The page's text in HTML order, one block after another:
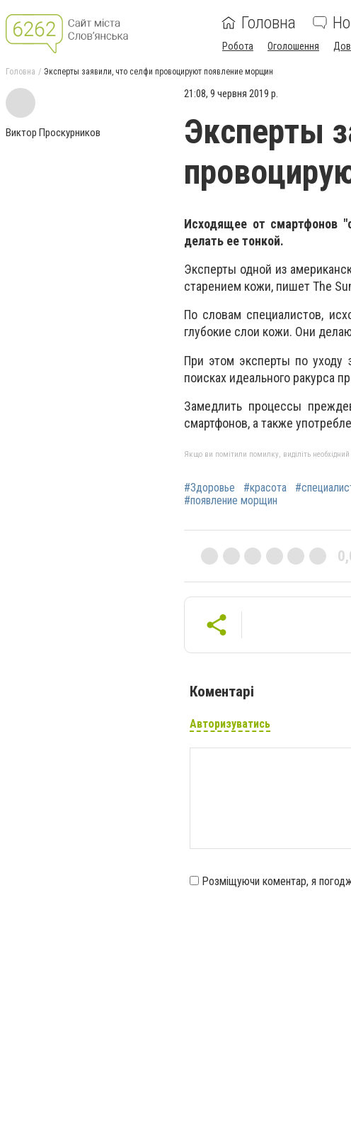
Головна
Робота Оголошення
Головна Эксперты заявили, что селфи провоцируют появление морщин
Виктор Проскурников
21:08, 9 червня 2019 р.
Эксперты
Исходящее от смартфонов
делать ее тонкой.
Эксперты одной из
старением кожи, пишет The
По словам специалистов,
глубокие слои кожи. Они
При этом эксперты по
поисках идеального ракурса
Замедлить процессы
смартфонов, а также
Якщо ви помітили помилку, виділіть
#Здоровье #красота
#появление морщин
Коментарі
Авторизуватись
Розміщуючи коментар, я